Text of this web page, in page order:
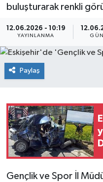
buluşturarak renkli
12.06.2026 - 10:19
YAYINLANMA
Paylaş
Gençlik ve Spor İl
Resmi İlanlar
Sağlık
Siyaset
Son Dakika
Haber Arşivi